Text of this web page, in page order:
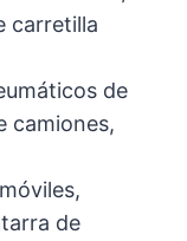
carretilla
de
camiones,
de